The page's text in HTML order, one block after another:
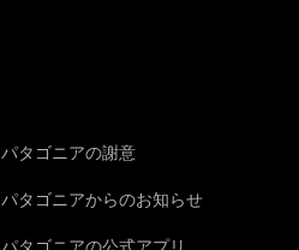
パタゴニアの謝意
パタゴニアからのお知らせ